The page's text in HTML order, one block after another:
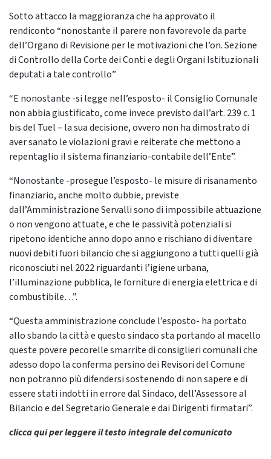
Sotto attacco la maggioranza che ha approvato il
rendiconto “nonostante il parere non favorevole da parte
dell’Organo di Revisione per le motivazioni che l’on. Sezione
di Controllo della Corte dei Conti e degli Organi Istituzionali
deputati a tale controllo”
“E nonostante -si legge nell’esposto- il Consiglio Comunale
non abbia giustificato, come invece previsto dall’art. 239 c. 1
bis del Tuel – la sua decisione, ovvero non ha dimostrato di
aver sanato le violazioni gravi e reiterate che mettono a
repentaglio il sistema finanziario-contabile dell’Ente”.
“Nonostante -prosegue l’esposto- le misure di risanamento
finanziario, anche molto dubbie, previste
dall’Amministrazione Servalli sono di impossibile attuazione
o non vengono attuate, e che le passività potenziali si
ripetono identiche anno dopo anno e rischiano di diventare
nuovi debiti fuori bilancio che si aggiungono a tutti quelli già
riconosciuti nel 2022 riguardanti l’igiene urbana,
l’illuminazione pubblica, le forniture di energia elettrica e di
combustibile…”.
“Questa amministrazione conclude l’esposto- ha portato
allo sbando la città e questo sindaco sta portando al macello
queste povere pecorelle smarrite di consiglieri comunali che
adesso dopo la conferma persino dei Revisori del Comune
non potranno più difendersi sostenendo di non sapere e di
essere stati indotti in errore dal Sindaco, dell’Assessore al
Bilancio e del Segretario Generale e dai Dirigenti firmatari”.
clicca qui per leggere il testo integrale del comunicato